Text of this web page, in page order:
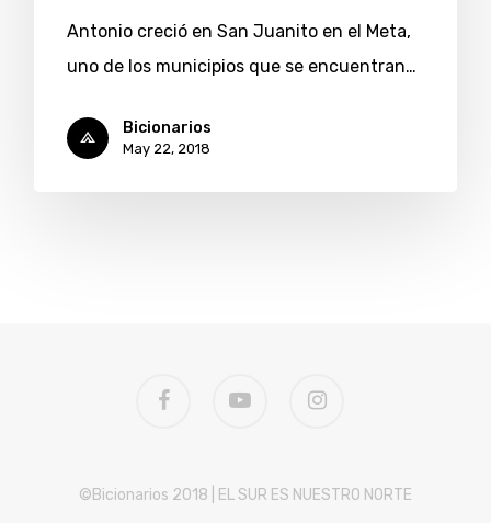
Antonio creció en San Juanito en el Meta,
uno de los municipios que se encuentran…
Bicionarios
May 22, 2018
©Bicionarios 2018 | EL SUR ES NUESTRO NORTE